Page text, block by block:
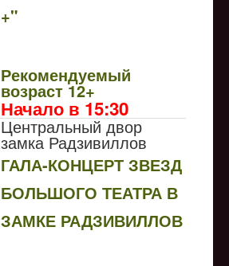
+"
Рекомендуемый
возраст 12+
Начало в 15:30
Центральный двор
замка Радзивиллов
ГАЛА-КОНЦЕРТ ЗВЕЗД
БОЛЬШОГО ТЕАТРА В
ЗАМКЕ РАДЗИВИЛЛОВ